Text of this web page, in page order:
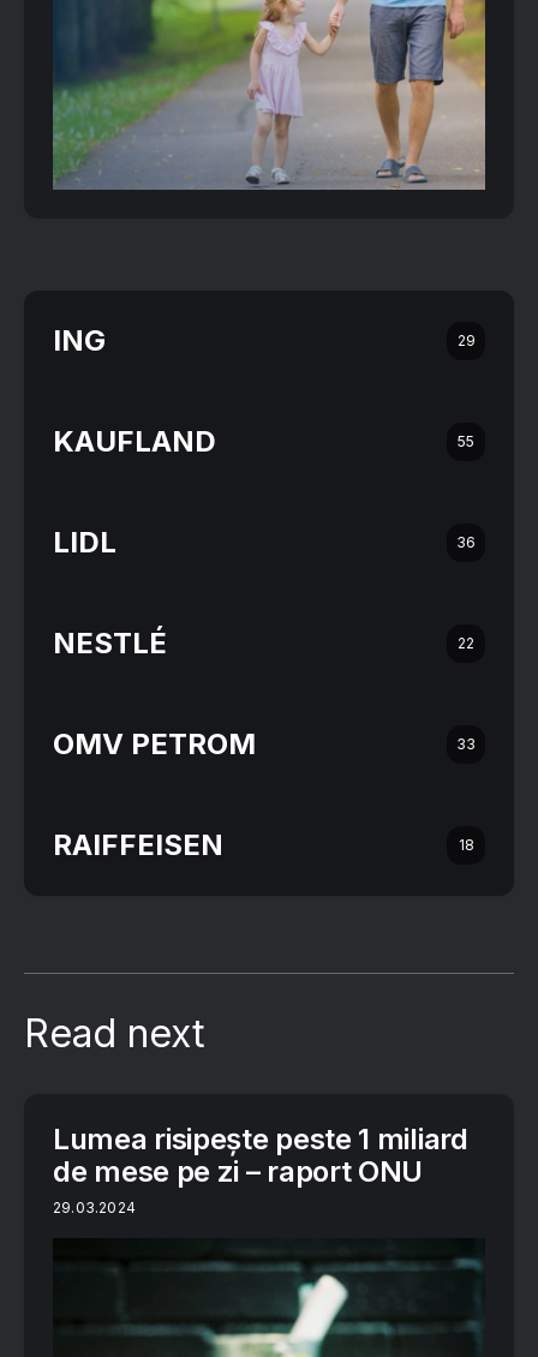
ING 29
KAUFLAND 55
LIDL 36
NESTLÉ 22
OMV PETROM 33
RAIFFEISEN 18
Read next
Lumea risipește peste 1 miliard
de mese pe zi – raport ONU
29.03.2024